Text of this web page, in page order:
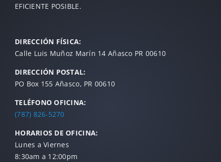
EFICIENTE POSIBLE.
DIRECCIÓN FÍSICA:
Calle Luis Muñoz Marín 14 Añasco PR 00610
DIRECCIÓN POSTAL:
PO Box 155 Añasco, PR 00610
TELÉFONO OFICINA:
(787) 826-5270
HORARIOS DE OFICINA:
Lunes a Viernes
8:30am a 12:00pm